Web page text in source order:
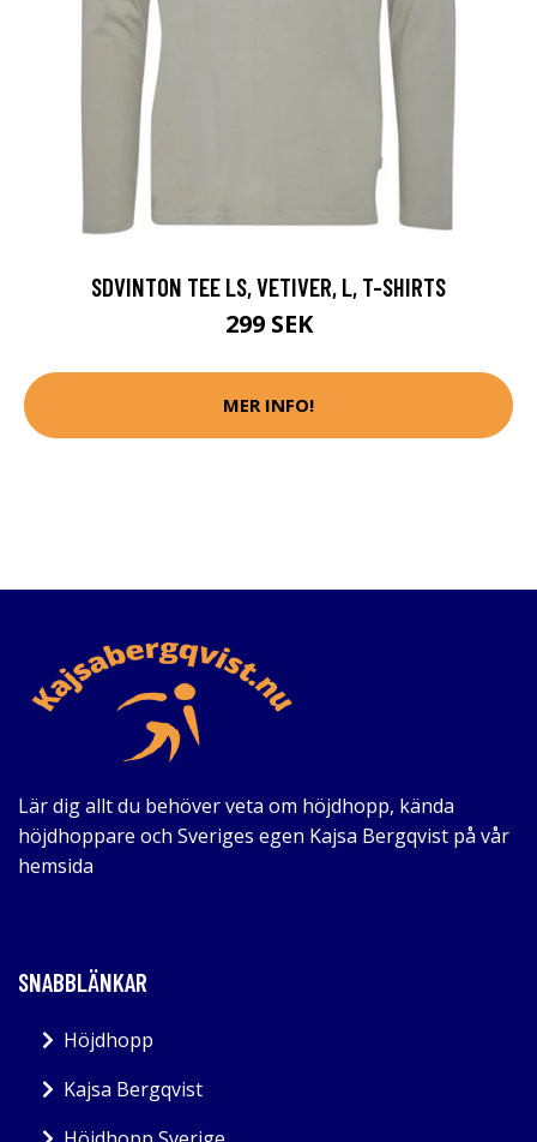
SDVINTON TEE LS, VETIVER, L, T-SHIRTS
299 SEK
MER INFO!
Lär dig allt du behöver veta om höjdhopp, kända
höjdhoppare och Sveriges egen Kajsa Bergqvist på vår
hemsida
SNABBLÄNKAR
Höjdhopp
Kajsa Bergqvist